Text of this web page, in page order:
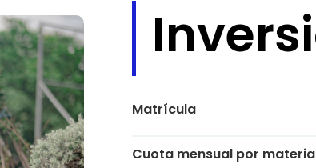
Matrícula
Cuota mensual por materia